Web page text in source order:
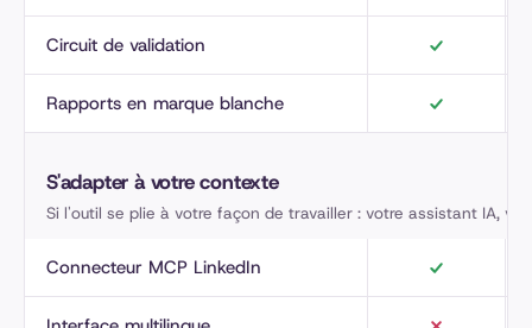
Circuit de validation
Rapports en marque blanche
S'adapter à votre contexte
Si l'outil se plie à votre façon de travailler : votre assistant IA,
Connecteur MCP LinkedIn